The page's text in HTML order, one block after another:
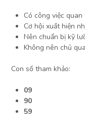
Có công việc
Cơ hội xuất hiện
Nên chuẩn bị kỹ
Không nên chủ
Con số tham khảo:
09
90
59